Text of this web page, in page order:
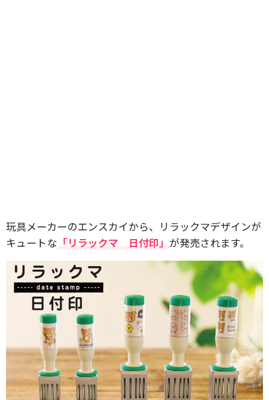
玩具メーカーのエンスカイから、リラックマデザインが
キュートな 「リラックマ 日付印」 が発売されます。